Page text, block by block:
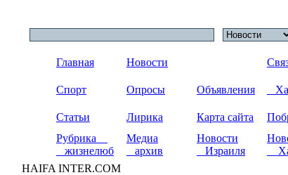
Главная Новости
Спорт Опросы Объявления
Статьи Лирика Карта сайта
Рубрика
жизнелюб
Медиа
архив
Новости
Израиля
HAIFA INTER.COM